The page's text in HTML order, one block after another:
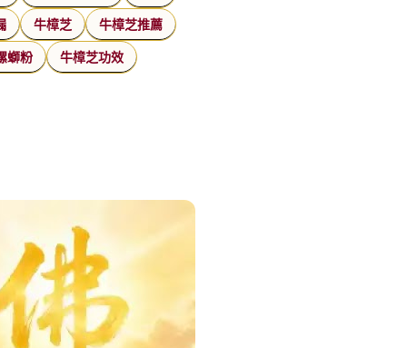
牛樟芝 牛樟芝推薦
螄粉 牛樟芝功效